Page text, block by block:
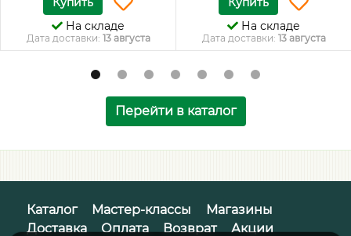
На складе
Дата доставки: 13 августа
На складе
Дата доставки: 13 августа
Перейти в каталог
Каталог Мастер-классы
Магазины
Доставка
Оплата Возврат Акции